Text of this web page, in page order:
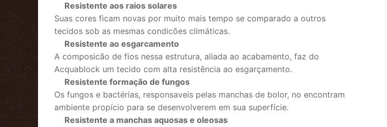
Resistente aos raios solares
Suas cores ficam novas por muito mais tempo se comparado a outros
tecidos sob as mesmas condicões climáticas.
Resistente ao esgarcamento
A composicão de fios nessa estrutura, aliada ao acabamento, faz do
Acquablock um tecido com alta resistência ao esgarçamento.
Resistente formação de fungos
Os fungos e bactérias, responsaveis pelas manchas de bolor, no encontram
ambiente propício para se desenvolverem em sua superfície.
Resistente a manchas aquosas e oleosas